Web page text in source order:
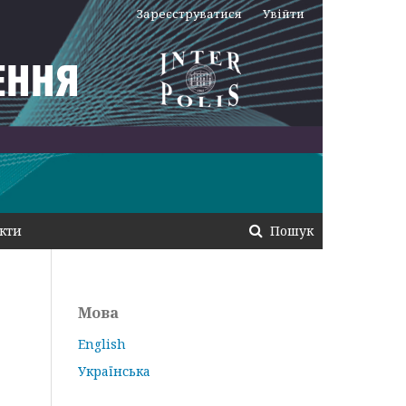
Пошук
Зареєструватися Увійти
Мова
English
Українська